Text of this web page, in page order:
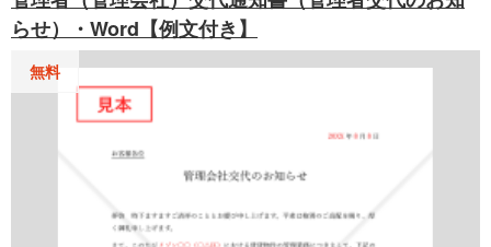
強調することで、顧客からの肯定的な反応を得られます。
この文書は、顧客へ送るメールや手紙の文例としてお使い
ください。
らせ）・Word【例文付き】
無料